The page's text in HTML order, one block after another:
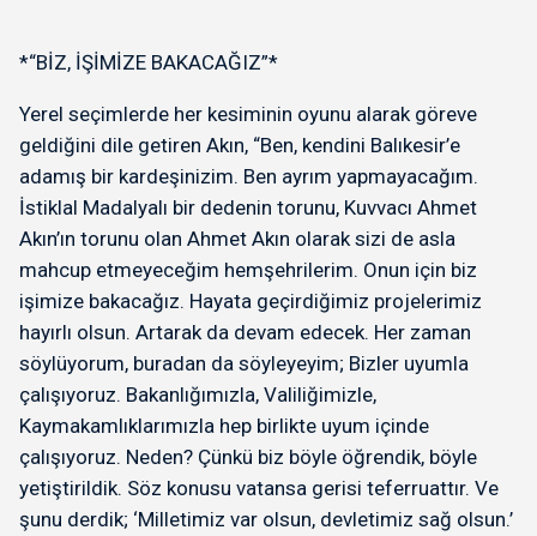
*“BİZ, İŞİMİZE BAKACAĞIZ”*
Yerel seçimlerde her kesiminin oyunu alarak göreve
geldiğini dile getiren Akın, “Ben, kendini Balıkesir’e
adamış bir kardeşinizim. Ben ayrım yapmayacağım.
İstiklal Madalyalı bir dedenin torunu, Kuvvacı Ahmet
Akın’ın torunu olan Ahmet Akın olarak sizi de asla
mahcup etmeyeceğim hemşehrilerim. Onun için biz
işimize bakacağız. Hayata geçirdiğimiz projelerimiz
hayırlı olsun. Artarak da devam edecek. Her zaman
söylüyorum, buradan da söyleyeyim; Bizler uyumla
çalışıyoruz. Bakanlığımızla, Valiliğimizle,
Kaymakamlıklarımızla hep birlikte uyum içinde
çalışıyoruz. Neden? Çünkü biz böyle öğrendik, böyle
yetiştirildik. Söz konusu vatansa gerisi teferruattır. Ve
şunu derdik; ‘Milletimiz var olsun, devletimiz sağ olsun.’